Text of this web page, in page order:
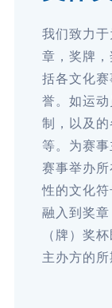
我们致力
章，奖牌
括各文化
誉。如运
制，以及
等。为赛
赛事举办
性的文化
融入到奖
（牌）奖
主办方的所